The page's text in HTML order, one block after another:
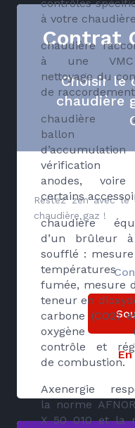
contrôles
à votre
chaudière
à une
nettoyage du
de raccordement
chaudière
ballon
vérification
anodes,
certains
chaudière
d’un brûleur
soufflé :
fumée, mesure
teneur en
carbone (CO2)
oxygène
contrôle et
de combustion.
Axenergie
la norme
X 50 010 et la
Contrat
Choisir le
chaudière
Restez zen avec le
chaudière gaz !